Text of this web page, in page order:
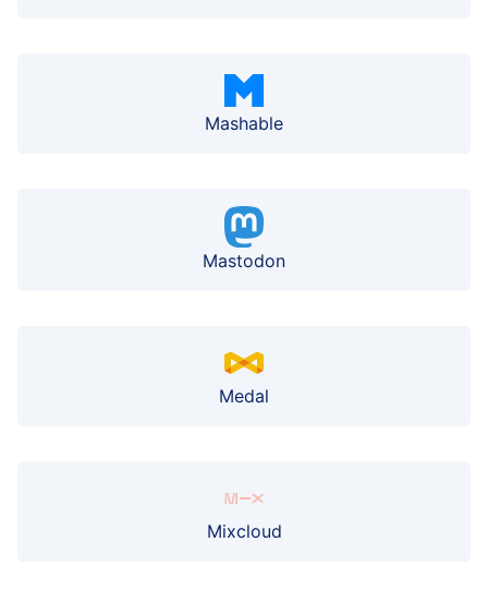
Mashable
Mastodon
Medal
Mixcloud